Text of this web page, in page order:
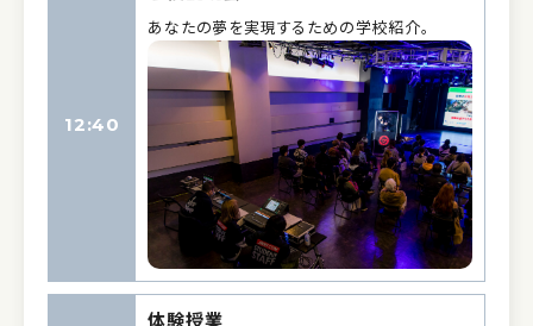
12:40
あなたの夢を実現するための学校紹介。
体験授業